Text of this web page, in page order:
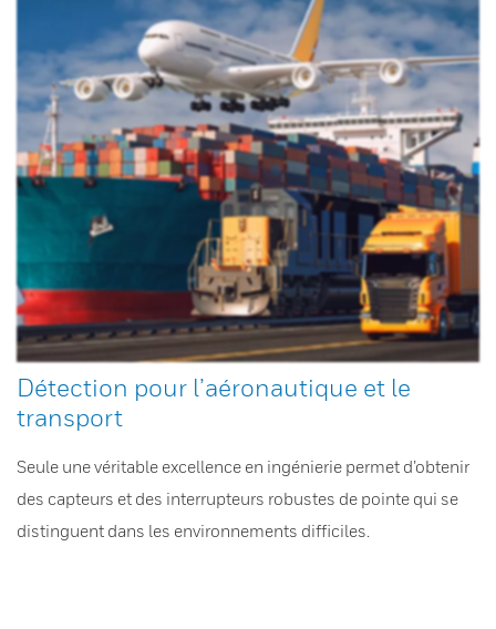
Détection pour l’aéronautique et le
transport
Seule une véritable excellence en ingénierie permet d’obtenir
des capteurs et des interrupteurs robustes de pointe qui se
distinguent dans les environnements difficiles.